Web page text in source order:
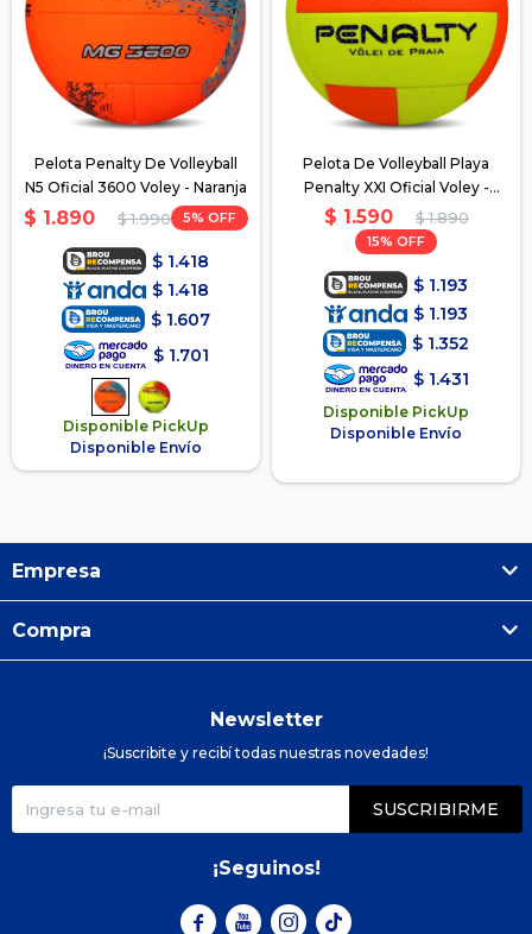
Pelota Penalty De Volleyball
N5 Oficial 3600 Voley - Naranja
$ 1.890 $ 1.990 5
$ 1.418
$ 1.418
$ 1.607
$ 1.701
Disponible PickUp
Disponible Envío
Pelota De Volleyball Playa
Penalty XXI Oficial Voley -
Naranja
$ 1.590 $ 1.890
15
$ 1.193
$ 1.193
$ 1.352
$ 1.431
Disponible PickUp
Disponible Envío
Empresa
Compra
Newsletter
¡Suscribite y recibí todas nuestras novedades!
SUSCRIBIRME
¡Seguinos!
  